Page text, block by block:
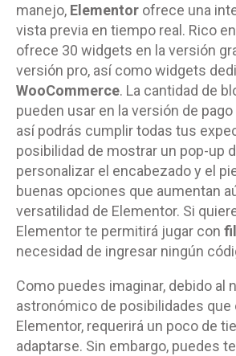
manejo, Elementor ofrece una
vista previa en tiempo real. Rico
ofrece 30 widgets en la versión
versión pro, así como widgets
WooCommerce. La cantidad de
pueden usar en la versión de
así podrás cumplir todas tus
posibilidad de mostrar un pop-up
personalizar el encabezado y el
buenas opciones que aumentan
versatilidad de Elementor. Si
Elementor te permitirá jugar con
necesidad de ingresar ningún
Como puedes imaginar, debido al
astronómico de posibilidades que
Elementor, requerirá un poco de
adaptarse. Sin embargo, puedes